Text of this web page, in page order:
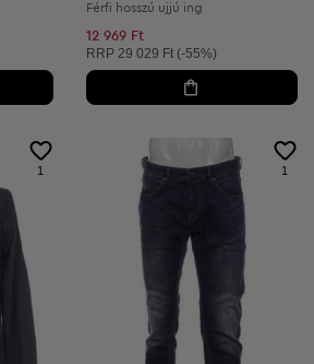
Férfi hosszú ujjú ing
12 969 Ft
Ajánlott ár:
RRP 29 029 Ft (-55%)
1 1